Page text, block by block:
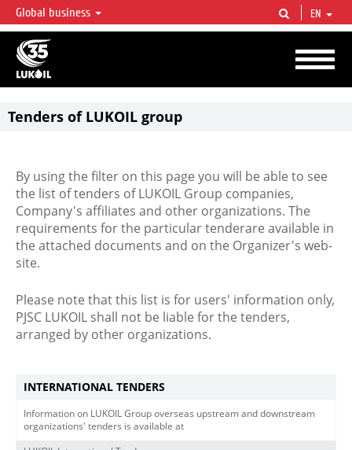
LUKOIL OVERVIEW
LUKOIL is one of the largest oil & gas vertical integrated companies in the world
accounting for over 2% of crude production and circa 1% of proved hydrocarbon
reserves globally.
Global business EN
Tenders of LUKOIL group
By using the filter on this page you will be able to see
the list of tenders of LUKOIL Group companies,
Company's affiliates and other organizations. The
requirements for the particular tenderare available in
the attached documents and on the Organizer's web-
site.
Please note that this list is for users' information only,
PJSC LUKOIL shall not be liable for the tenders,
arranged by other organizations.
INTERNATIONAL TENDERS
Information on LUKOIL Group overseas upstream and downstream
organizations' tenders is available at